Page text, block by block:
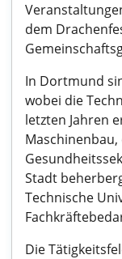
dem
In Dortmund
wobei die
letzten Jahren
Stadt
Technische
Die